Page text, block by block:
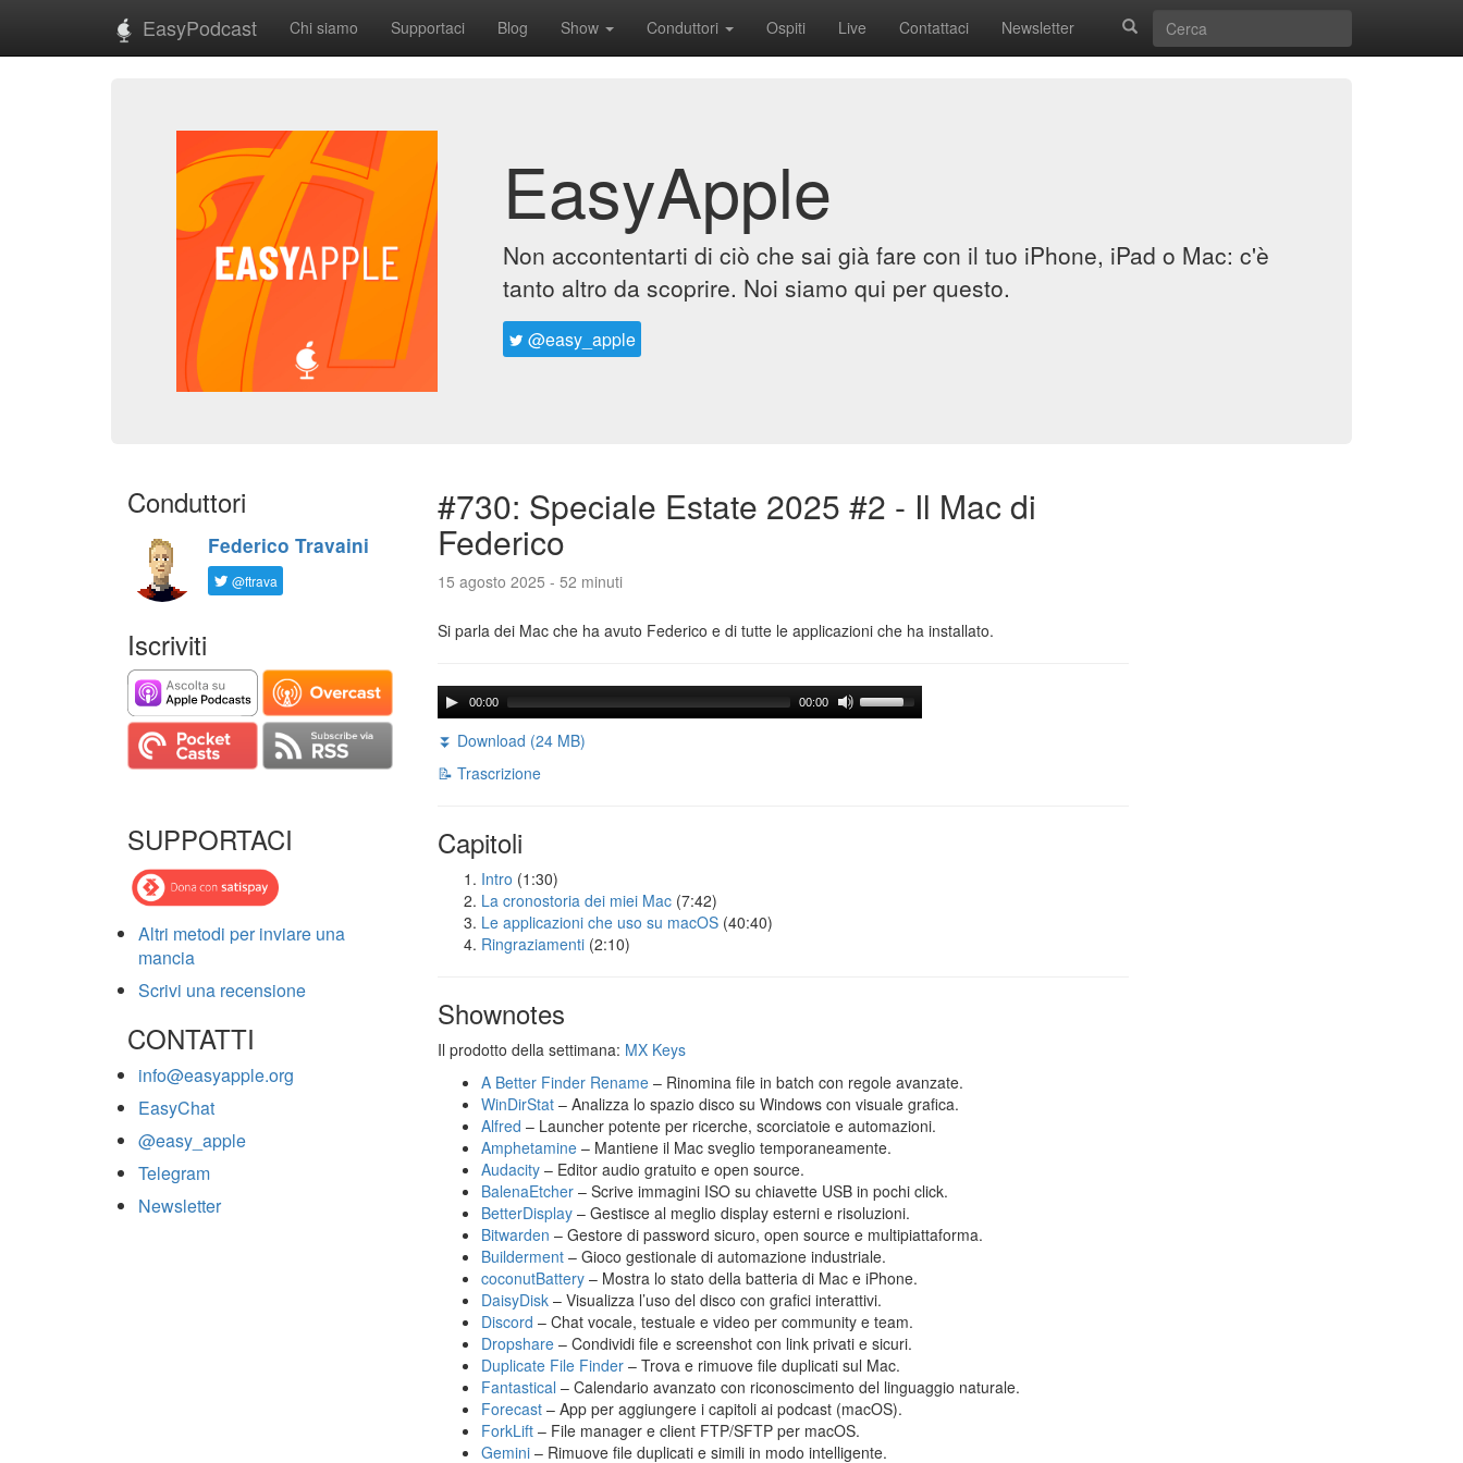
EasyPodcast Chi siamo Supportaci Blog Show Conduttori Ospiti Live Contattaci Newsletter
EasyApple
Non accontentarti di ciò che sai già fare con il tuo iPhone, iPad o Mac: c'è
tanto altro da scoprire. Noi siamo qui per questo.
@easy_apple
Conduttori
Federico Travaini
@ftrava
Iscriviti
SUPPORTACI
Altri metodi per inviare una
mancia
Scrivi una recensione
CONTATTI
info@easyapple.org
EasyChat
@easy_apple
Telegram
Newsletter
#730: Speciale Estate 2025 #2 - Il Mac di
Federico
15 agosto 2025 - 52 minuti
Si parla dei Mac che ha avuto Federico e di tutte le applicazioni che ha installato.
00:00 00:00
⏬ Download (24 MB)
📝 Trascrizione
Capitoli
Intro (1:30)
La cronostoria dei miei Mac (7:42)
Le applicazioni che uso su macOS (40:40)
Ringraziamenti (2:10)
Shownotes
Il prodotto della settimana: MX Keys
A Better Finder Rename – Rinomina file in batch con regole avanzate.
WinDirStat – Analizza lo spazio disco su Windows con visuale grafica.
Alfred – Launcher potente per ricerche, scorciatoie e automazioni.
Amphetamine – Mantiene il Mac sveglio temporaneamente.
Audacity – Editor audio gratuito e open source.
BalenaEtcher – Scrive immagini ISO su chiavette USB in pochi click.
BetterDisplay – Gestisce al meglio display esterni e risoluzioni.
Bitwarden – Gestore di password sicuro, open source e multipiattaforma.
Builderment – Gioco gestionale di automazione industriale.
coconutBattery – Mostra lo stato della batteria di Mac e iPhone.
DaisyDisk – Visualizza l’uso del disco con grafici interattivi.
Discord – Chat vocale, testuale e video per community e team.
Dropshare – Condividi file e screenshot con link privati e sicuri.
Duplicate File Finder – Trova e rimuove file duplicati sul Mac.
Fantastical – Calendario avanzato con riconoscimento del linguaggio naturale.
Forecast – App per aggiungere i capitoli ai podcast (macOS).
ForkLift – File manager e client FTP/SFTP per macOS.
Gemini – Rimuove file duplicati e simili in modo intelligente.